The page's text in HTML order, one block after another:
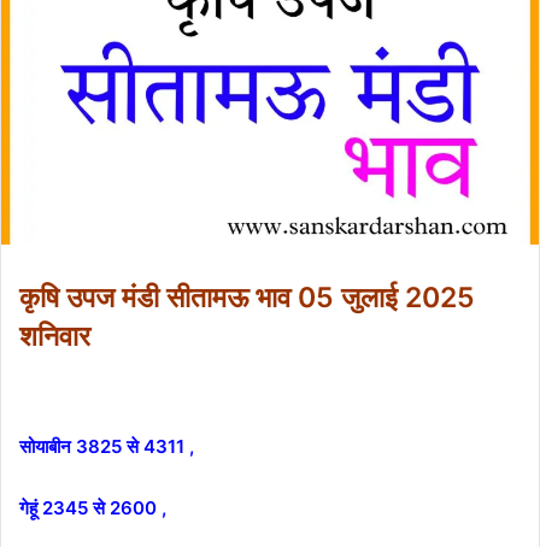
कृषि उपज मंडी सीतामऊ भाव 05 जुलाई 2025
शनिवार
सोयाबीन 3825 से 4311 ,
गेहूं 2345 से 2600 ,